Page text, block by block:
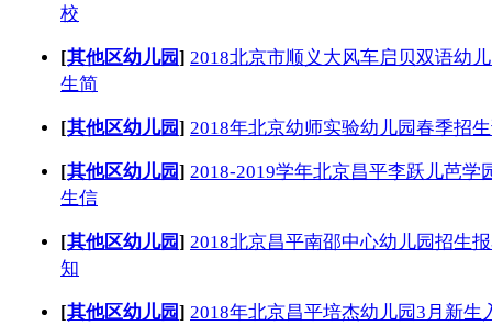
校
[其他区幼儿园] 2018北京市顺义大风车启贝双语幼
生简
[其他区幼儿园] 2018年北京幼师实验幼儿园春季招
[其他区幼儿园] 2018-2019学年北京昌平李跃儿芭学
生信
[其他区幼儿园] 2018北京昌平南邵中心幼儿园招生
知
[其他区幼儿园] 2018年北京昌平培杰幼儿园3月新生